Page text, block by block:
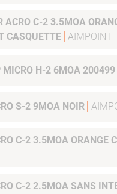
ACRO C-2 3.5MOA
CASQUETTE AIMPOINT
MICRO H-2 6MOA 200499
S-2 9MOA NOIR
C-2 3.5MOA ORANGE
C-2 2.5MOA SANS